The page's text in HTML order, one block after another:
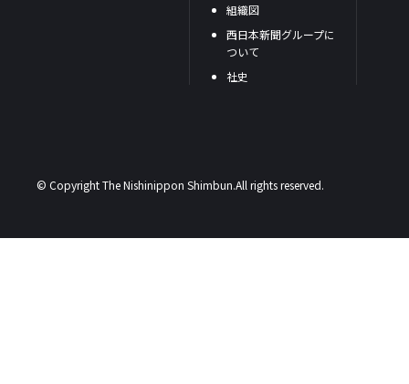
組織図
西日本新聞グループに
ついて
社史
© Copyright The Nishinippon Shimbun.All rights reserved.